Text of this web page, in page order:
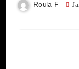
Roula F